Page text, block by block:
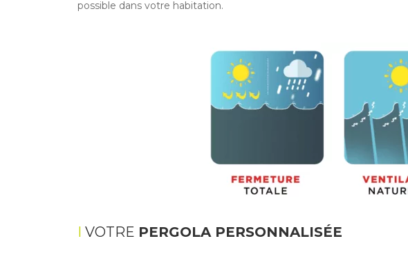
possible dans votre habitation.
VOTRE PERGOLA PERSONNALISÉE